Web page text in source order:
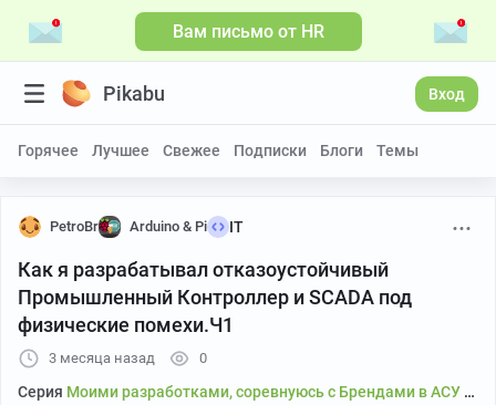
Вам письмо от HR
Pikabu Вход
Горячее Лучшее Свежее Подписки Блоги Темы
PetroBr Arduino & Pi IT
Как я разрабатывал отказоустойчивый
Промышленный Контроллер и SCADA под
физические помехи.Ч1
3 месяца назад 0
Серия Моими разработками, соревнуюсь с Брендами в АСУ ТП
Больше видео